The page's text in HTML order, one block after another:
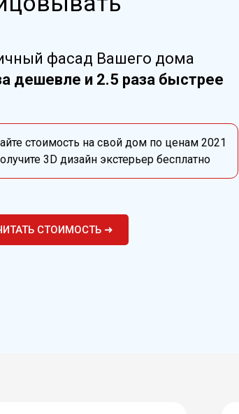
СТОИМОСТЬ ➜
стоимость на свой дом по ценам 2021
3D дизайн экстерьер бесплатно
фасад Вашего дома
дешевле и 2.5 раза быстрее